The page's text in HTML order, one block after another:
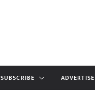
SUBSCRIBE ADVERTISE